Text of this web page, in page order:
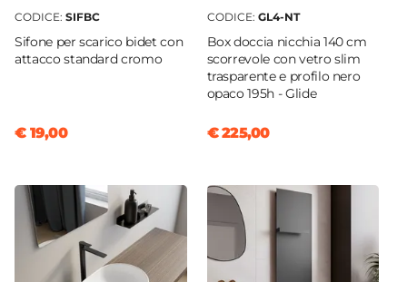
CODICE: SIFBC
Sifone per scarico bidet con
attacco standard cromo
€ 19,00
CODICE: GL4-NT
Box doccia nicchia 140 cm
scorrevole con vetro slim
trasparente e profilo nero
opaco 195h - Glide
€ 225,00